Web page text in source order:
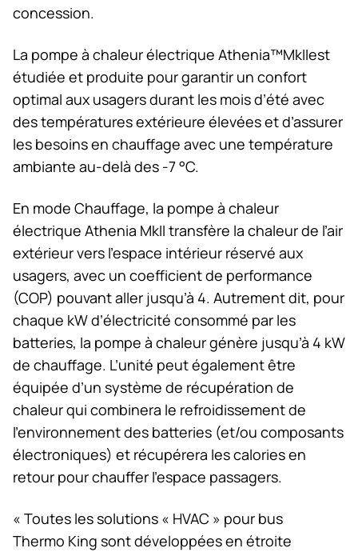
concession.
La pompe à chaleur électrique Athenia™MkIIest
étudiée et produite pour garantir un confort
optimal aux usagers durant les mois d’été avec
des températures extérieure élevées et d’assurer
les besoins en chauffage avec une température
ambiante au-delà des -7 °C.
En mode Chauffage, la pompe à chaleur
électrique Athenia MkII transfère la chaleur de l’air
extérieur vers l’espace intérieur réservé aux
usagers, avec un coefficient de performance
(COP) pouvant aller jusqu’à 4. Autrement dit, pour
chaque kW d’électricité consommé par les
batteries, la pompe à chaleur génère jusqu’à 4 kW
de chauffage. L’unité peut également être
équipée d’un système de récupération de
chaleur qui combinera le refroidissement de
l’environnement des batteries (et/ou composants
électroniques) et récupérera les calories en
retour pour chauffer l’espace passagers.
« Toutes les solutions « HVAC » pour bus
Thermo King sont développées en étroite